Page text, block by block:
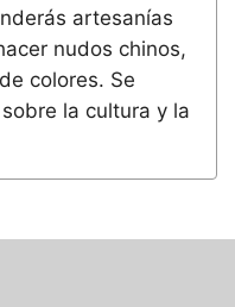
artesanías
nudos chinos,
colores. Se
la cultura y la